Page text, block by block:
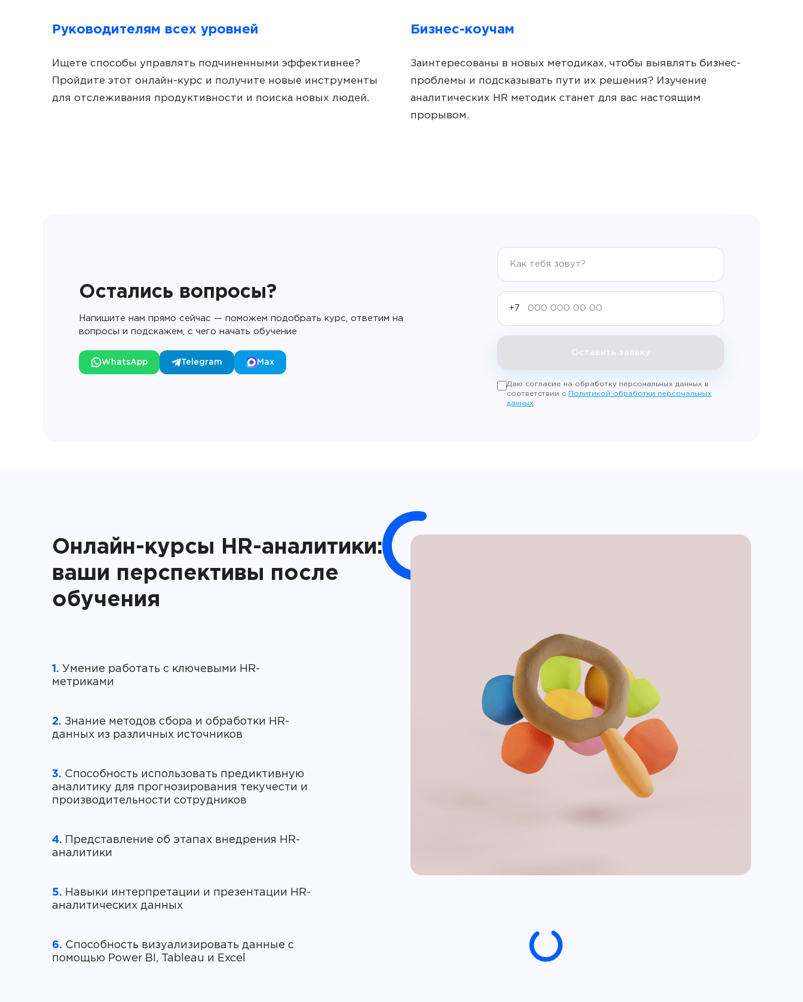
Руководителям всех уровней
Ищете способы управлять подчиненными эффективнее?
Пройдите этот онлайн-курс и получите новые инструменты
для отслеживания продуктивности и поиска новых людей.
Бизнес-коучам
Заинтересованы в новых методиках, чтобы выявлять бизнес-
проблемы и подсказывать пути их решения? Изучение
аналитических HR методик станет для вас настоящим
прорывом.
Остались вопросы?
Напишите нам прямо сейчас — поможем подобрать курс, ответим на
вопросы и подскажем, с чего начать обучение
WhatsApp Telegram Max
+7
Оставить заявку
Даю согласие на обработку персональных данных в
соответствии с Политикой обработки персональных
данных
Онлайн-курсы HR-аналитики:
ваши перспективы после
обучения
1. Умение работать с ключевыми HR-
2. Знание методов сбора и обработки HR-
3. Способность использовать предиктивную
аналитику для прогнозирования текучести и
4. Представление об этапах внедрения HR-
5. Навыки интерпретации и презентации HR-
6. Способность визуализировать данные с